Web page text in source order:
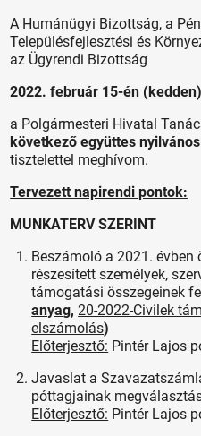
A Humánügyi Bizottság, a
Településfejlesztési és
az Ügyrendi Bizottság
2022. február 15-én
a Polgármesteri Hivatal
következő együttes
tisztelettel meghívom.
Tervezett napirendi pontok:
MUNKATERV SZERINT
Beszámoló a 2021.
részesített személyek,
támogatási összegeinek
anyag,20-2022-Civilek
elszámolás)
Előterjesztő: Pintér Lajos
Javaslat a
póttagjainak
Előterjesztő: Pintér Lajos